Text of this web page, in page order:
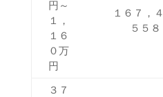
円～
１，
１６
０万
円
１６７，
５５
３７